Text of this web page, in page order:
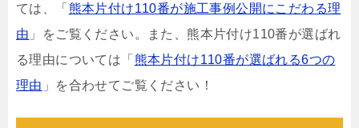
ては、「 熊本片付け110番が施工事例公開にこだわる理
由 」をご覧ください。また、熊本片付け110番が選ばれ
る理由については「 熊本片付け110番が選ばれる6つの
理由 」を合わせてご覧ください！